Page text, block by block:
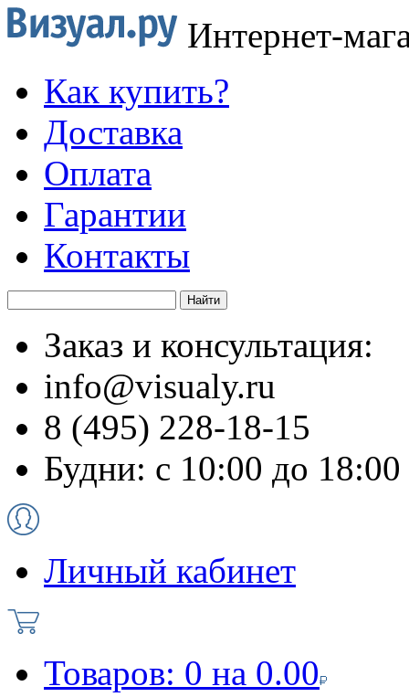
Интернет-
Как купить?
Доставка
Оплата
Гарантии
Контакты
Заказ и консультация:
info@visualy.ru
8 (495) 228-18-15
Будни: с 10:00 до 18:00
Личный кабинет
Товаров: 0 на 0.00